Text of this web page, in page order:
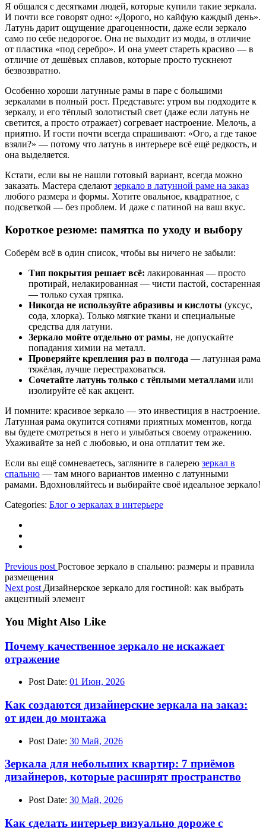
Я общался с десятками людей, которые купили такие зеркала.
И почти все говорят одно: «Дорого, но кайфую каждый день».
Латунь дарит ощущение драгоценности, даже если зеркало
само по себе недорогое. Она не выходит из моды, в отличие
от пластика «под серебро». И она умеет стареть красиво — в
отличие от дешёвых сплавов, которые просто тускнеют
безвозвратно.
Особенно хороши латунные рамы в паре с большими
зеркалами в полный рост. Представьте: утром вы подходите к
зеркалу, и его тёплый золотистый свет (даже если латунь не
светится, а просто отражает) согревает настроение. Мелочь, а
приятно. И гости почти всегда спрашивают: «Ого, а где такое
взяли?» — потому что латунь в интерьере всё ещё редкость, и
она выделяется.
Кстати, если вы не нашли готовый вариант, всегда можно
заказать. Мастера сделают зеркало в латунной раме на заказ
любого размера и формы. Хотите овальное, квадратное, с
подсветкой — без проблем. И даже с патиной на ваш вкус.
Короткое резюме: памятка по уходу и выбору
Соберём всё в один список, чтобы вы ничего не забыли:
Тип покрытия решает всё: лакированная — просто
протирай, нелакированная — чисти пастой, состаренная
— только сухая тряпка.
Никогда не используйте абразивы и кислоты (уксус,
сода, хлорка). Только мягкие ткани и специальные
средства для латуни.
Зеркало мойте отдельно от рамы, не допускайте
попадания химии на металл.
Проверяйте крепления раз в полгода — латунная рама
тяжёлая, лучше перестраховаться.
Сочетайте латунь только с тёплыми металлами или
изолируйте её как акцент.
И помните: красивое зеркало — это инвестиция в настроение.
Латунная рама окупится сотнями приятных моментов, когда
вы будете смотреться в него и улыбаться своему отражению.
Ухаживайте за ней с любовью, и она отплатит тем же.
Если вы ещё сомневаетесь, загляните в галерею зеркал в
спальню — там много вариантов именно с латунными
рамами. Вдохновляйтесь и выбирайте своё идеальное зеркало!
Categories: Блог о зеркалах в интерьере
Previous post Ростовое зеркало в спальню: размеры и правила
размещения
Next post Дизайнерское зеркало для гостиной: как выбрать
акцентный элемент
You Might Also Like
Почему качественное зеркало не искажает
отражение
Post Date: 01 Июн, 2026
Как создаются дизайнерские зеркала на заказ:
от идеи до монтажа
Post Date: 30 Май, 2026
Зеркала для небольших квартир: 7 приёмов
дизайнеров, которые расширят пространство
Post Date: 30 Май, 2026
Как сделать интерьер визуально дороже с